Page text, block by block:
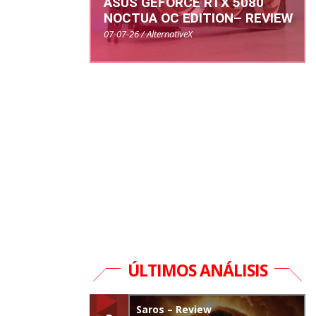
NOCTUA OC EDITION– REVIEW
07-07-26 / AlternativeX
ÚLTIMOS ANÁLISIS
Saros – Review